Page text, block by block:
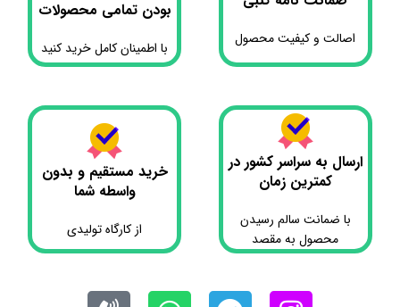
اصالت و کیفیت محصول
بودن تمامی محصولات
با اطمینان کامل خرید کنید
ارسال به سراسر کشور در
کمترین زمان
با ضمانت سالم رسیدن
محصول به مقصد
خرید مستقیم و بدون
واسطه شما
از کارگاه تولیدی